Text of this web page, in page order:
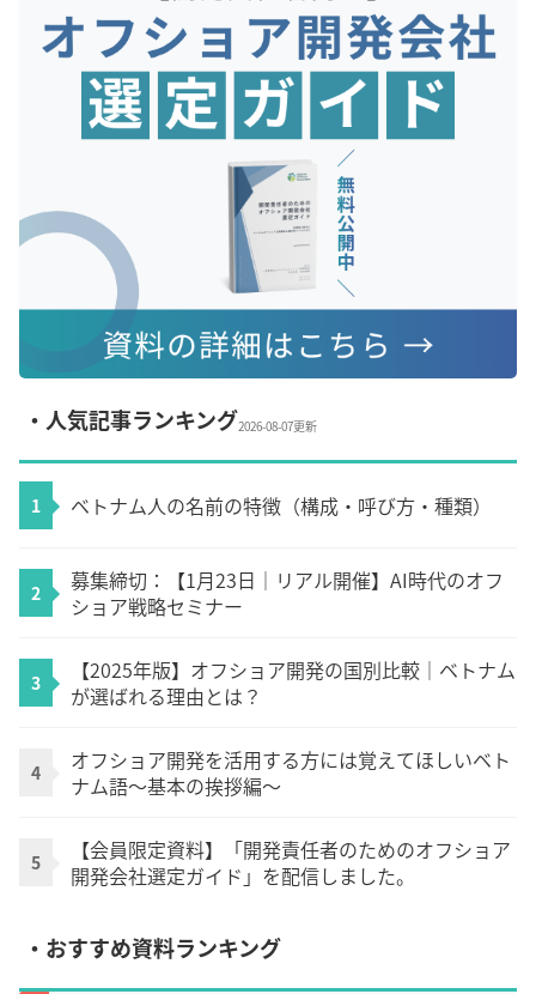
・人気記事ランキング2026-08-07更新
1 ベトナム人の名前の特徴（構成・呼び方・種類）
2
募集締切：【1月23日｜リアル開催】AI時代のオフ
ショア戦略セミナー
3
【2025年版】オフショア開発の国別比較｜ベトナム
が選ばれる理由とは？
4
オフショア開発を活用する方には覚えてほしいベト
ナム語～基本の挨拶編～
5
【会員限定資料】「開発責任者のためのオフショア
開発会社選定ガイド」を配信しました。
・おすすめ資料ランキング